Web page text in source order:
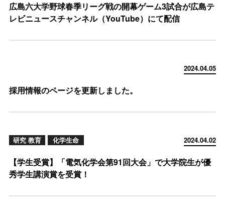
広島六大学野球春季リーグ戦の開幕ゲーム3試合が広島テ
レビニュースチャンネル（YouTube）にて配信
2024.04.05
採用情報のページを更新しました。
2024.04.02
研究 教育 化学生命
【学生受賞】「電気化学会第91回大会」で大学院生が優
秀学生講演賞を受賞！